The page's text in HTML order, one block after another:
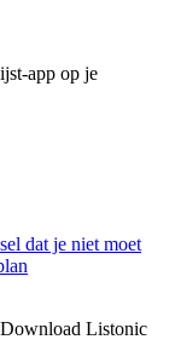
app op je
dat je niet moet
Listonic